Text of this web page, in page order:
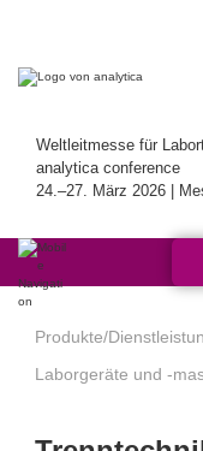
Weltleitmesse für
analytica conference
24.–27. März 2026 |
Produkte/
Laborgeräte und -